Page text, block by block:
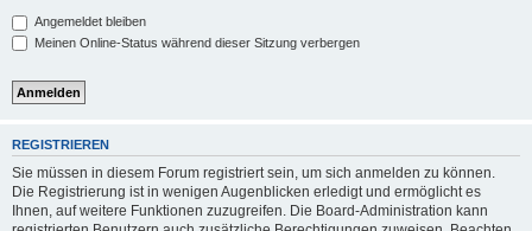
Angemeldet bleiben
Meinen Online-Status während dieser Sitzung verbergen
REGISTRIEREN
Sie müssen in diesem Forum registriert sein, um sich anmelden zu können.
Die Registrierung ist in wenigen Augenblicken erledigt und ermöglicht es
Ihnen, auf weitere Funktionen zuzugreifen. Die Board-Administration kann